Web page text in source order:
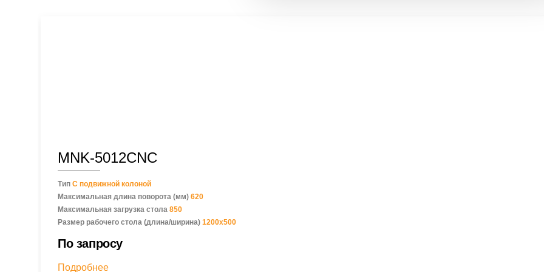
MNK-5012CNC
Тип С подвижной колоной
Максимальная длина поворота (мм) 620
Максимальная загрузка стола 850
Размер рабочего стола (длина/ширина) 1200х500
По запросу
Подробнее